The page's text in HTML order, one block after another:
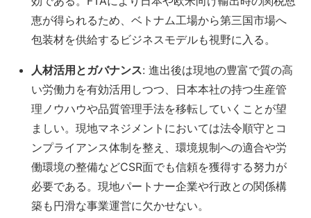
恵が得られるため​、ベトナム工場から第三国市場へ
包装材を供給するビジネスモデルも視野に入る。
人材活用とガバナンス: 進出後は現地の豊富で質の高
い労働力を有効活用しつつ​、日本本社の持つ生産管
理ノウハウや品質管理手法を移転していくことが望
ましい。現地マネジメントにおいては法令順守とコ
ンプライアンス体制を整え、環境規制への適合や労
働環境の整備などCSR面でも信頼を獲得する努力が
必要である。現地パートナー企業や行政との関係構
築も円滑な事業運営に欠かせない。